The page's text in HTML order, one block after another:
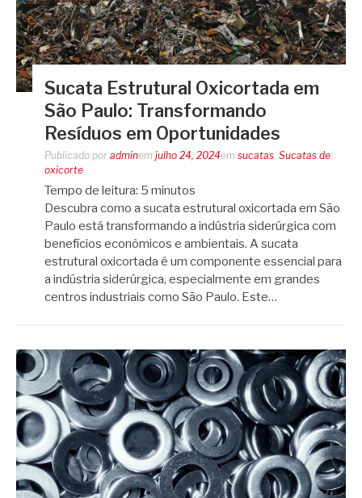
Sucata Estrutural Oxicortada em
São Paulo: Transformando
Resíduos em Oportunidades
Publicado por adminem julho 24, 2024em sucatas, Sucatas de
oxicorte
Tempo de leitura: 5 minutos
Descubra como a sucata estrutural oxicortada em São
Paulo está transformando a indústria siderúrgica com
benefícios econômicos e ambientais. A sucata
estrutural oxicortada é um componente essencial para
a indústria siderúrgica, especialmente em grandes
centros industriais como São Paulo. Este…